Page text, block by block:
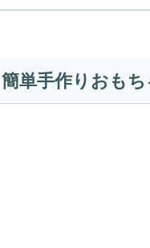
単手作りおも